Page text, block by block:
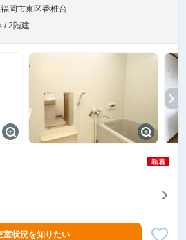
岡市東区香椎台
/ 2階建
室状況を知りたい